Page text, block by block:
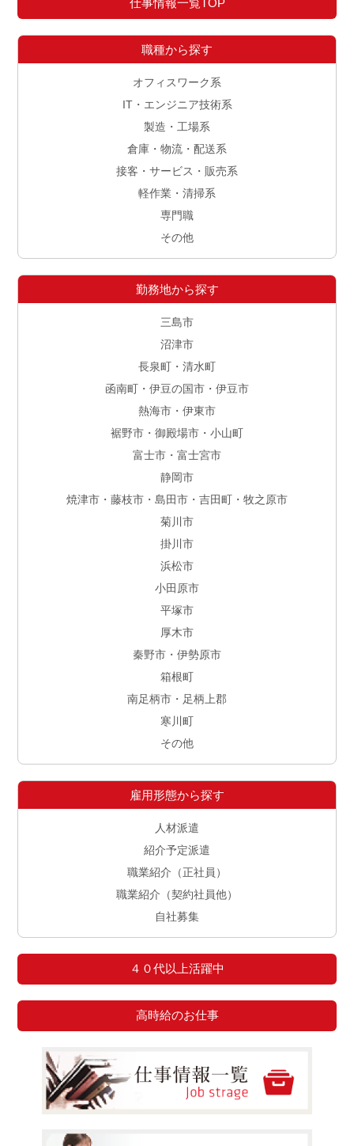
仕事情報一覧TOP
職種から探す
オフィスワーク系
IT・エンジニア技術系
製造・工場系
倉庫・物流・配送系
接客・サービス・販売系
軽作業・清掃系
専門職
その他
勤務地から探す
三島市
沼津市
長泉町・清水町
函南町・伊豆の国市・伊豆市
熱海市・伊東市
裾野市・御殿場市・小山町
富士市・富士宮市
静岡市
焼津市・藤枝市・島田市・吉田町・牧之原市
菊川市
掛川市
浜松市
小田原市
平塚市
厚木市
秦野市・伊勢原市
箱根町
南足柄市・足柄上郡
寒川町
その他
雇用形態から探す
人材派遣
紹介予定派遣
職業紹介（正社員）
職業紹介（契約社員他）
自社募集
４０代以上活躍中
高時給のお仕事